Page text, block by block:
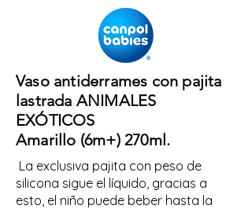
Vaso antiderrames con pajita
lastrada ANIMALES
EXÓTICOS
Amarillo (6m+) 270ml.
La exclusiva pajita con peso de
silicona sigue el líquido, gracias a
esto, el niño puede beber hasta la